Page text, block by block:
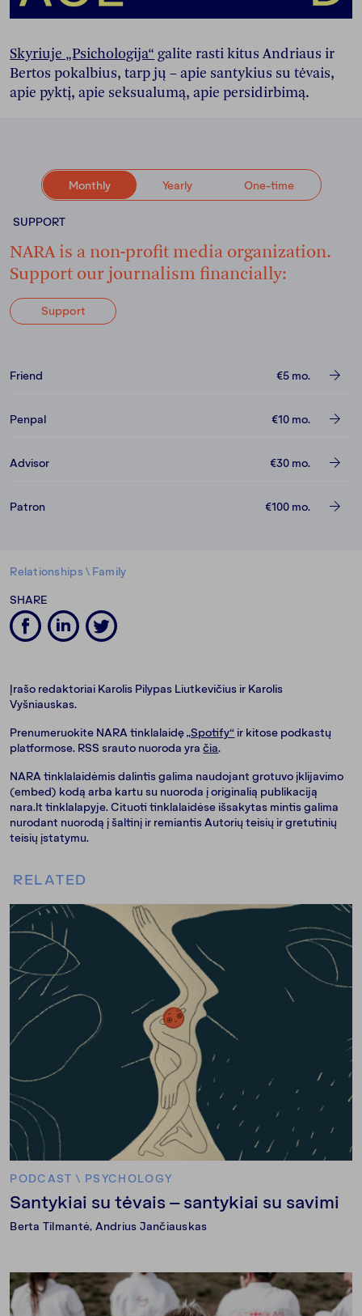
Skyriuje „Psichologija“ galite rasti kitus Andriaus ir
Bertos pokalbius, tarp jų – apie santykius su tėvais,
apie pyktį, apie seksualumą, apie persidirbimą.
Monthly Yearly One-time
SUPPORT
NARA is a non-profit media organization.
Support our journalism financially:
Support
Friend €5 mo.
Penpal €10 mo.
Advisor €30 mo.
Patron €100 mo.
Relationships \ Family
SHARE
Įrašo redaktoriai Karolis Pilypas Liutkevičius ir Karolis
Vyšniauskas.
Prenumeruokite NARA tinklalaidę„Spotify“ ir kitose podkastų
platformose. RSS srauto nuoroda yračia.
NARA tinklalaidėmis dalintis galima naudojant grotuvo įklijavimo
(embed) kodą arba kartu su nuoroda į originalią publikaciją
nara.lt tinklalapyje. Cituoti tinklalaidėse išsakytas mintis galima
nurodant nuorodą į šaltinį ir remiantis Autorių teisių ir gretutinių
teisių įstatymu.
RELATED
PODCAST \ PSYCHOLOGY
Santykiai su tėvais – santykiai su savimi
Berta Tilmantė, Andrius Jančiauskas